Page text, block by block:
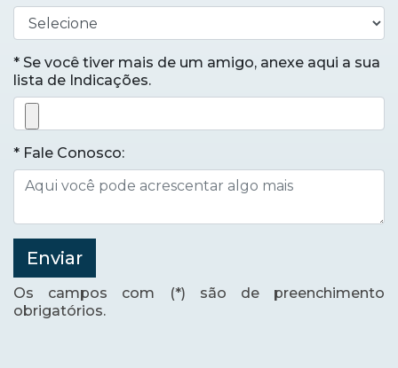
* Se você tiver mais de um amigo, anexe aqui a sua
lista de Indicações.
* Fale Conosco:
Enviar
Os campos com (*) são de preenchimento
obrigatórios.